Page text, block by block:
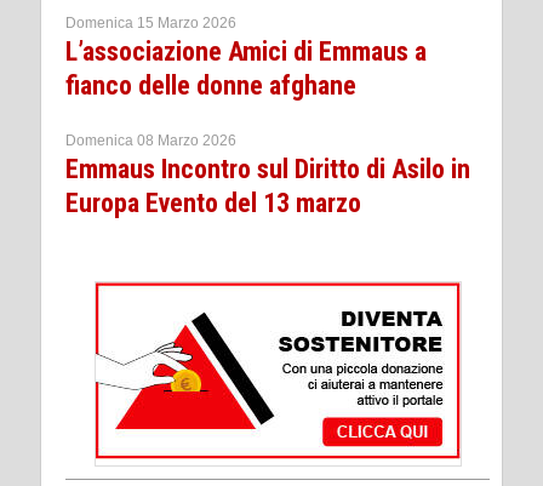
Domenica 15 Marzo 2026
L’associazione Amici di Emmaus a
fianco delle donne afghane
Domenica 08 Marzo 2026
Emmaus Incontro sul Diritto di Asilo in
Europa Evento del 13 marzo